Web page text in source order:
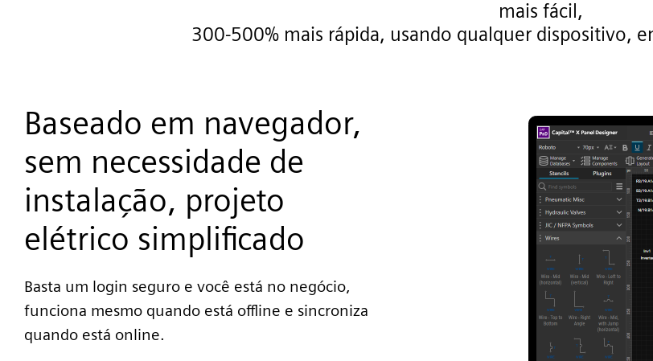
mais fácil,
300-500% mais rápida, usando qualquer dispositivo,
Baseado em navegador,
sem necessidade de
instalação, projeto
elétrico simplificado
Basta um login seguro e você está no negócio,
funciona mesmo quando está offline e sincroniza
quando está online.